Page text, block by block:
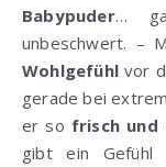
Babypuder…
unbeschwert. –
Wohlgefühl vor
gerade bei
er so frisch und
gibt ein Gefühl